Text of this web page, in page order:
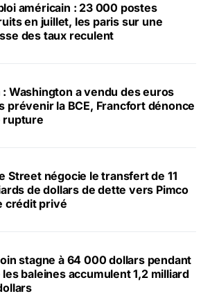
américain : 23 000 postes
en juillet, les paris sur une
des taux reculent
: Washington a vendu des euros
prévenir la BCE, Francfort dénonce
rupture
Street négocie le transfert de 11
de dollars de dette vers Pimco
crédit privé
stagne à 64 000 dollars pendant
les baleines accumulent 1,2 milliard